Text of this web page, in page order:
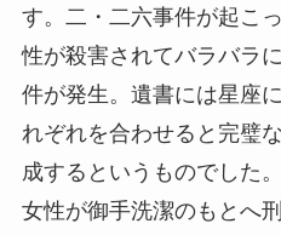
す。二・二六事件が起こ
性が殺害されてバラバラ
件が発生。遺書には星座
れぞれを合わせると完璧
成するというものでした
女性が御手洗潔のもとへ